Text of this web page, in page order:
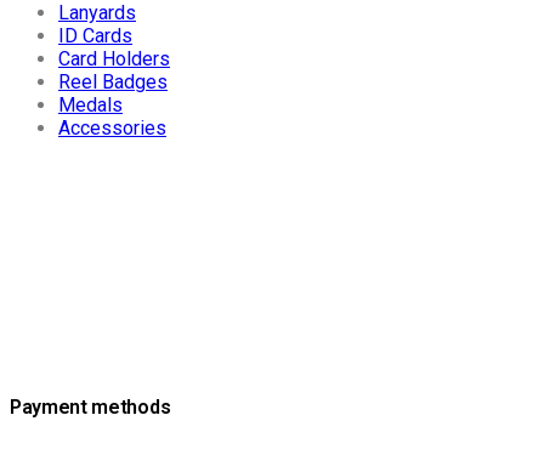
Lanyards
ID Cards
Card Holders
Reel Badges
Medals
Accessories
Payment methods